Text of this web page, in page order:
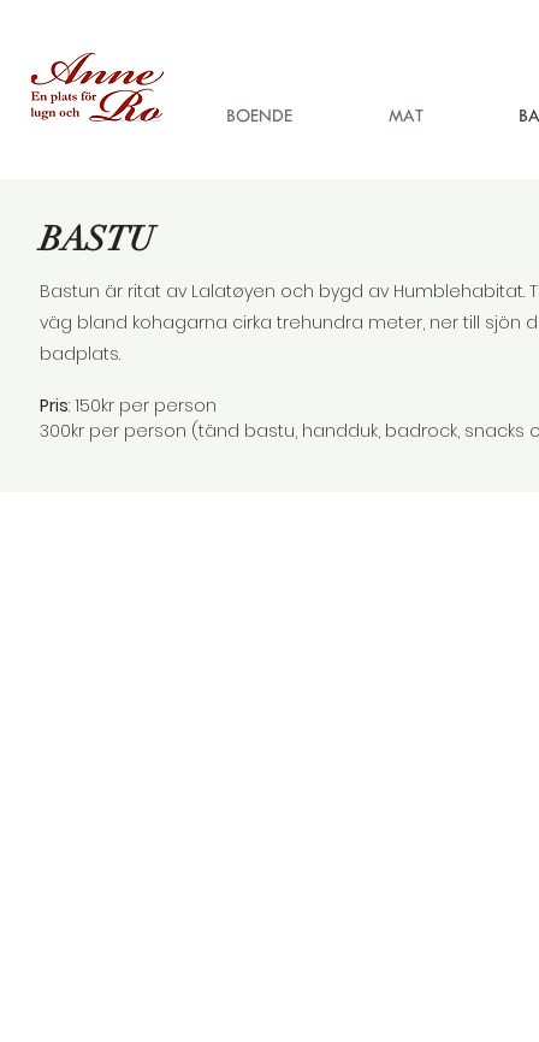
BOENDE MAT
BASTU
Bastun är ritat av Lalatøyen och bygd av Humblehabitat.
väg bland kohagarna cirka trehundra meter, ner till sjön
badplats.
Pris: 150kr per person
300kr per person (tänd bastu, handduk, badrock, snacks